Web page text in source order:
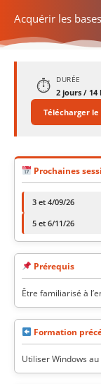
Acquérir les
⏱ DURÉE
2 jours / 14
Télécharger
Prochaines
3 et 4/09/26
5 et 6/11/26
Prérequis
Être familiarisé à
Formation
Utiliser Windows